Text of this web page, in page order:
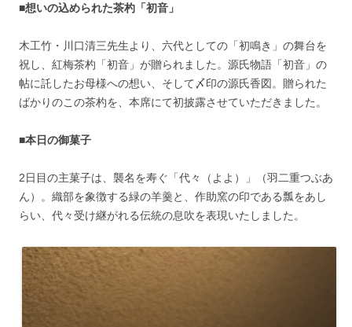
■想いの込められた茶杓「初音」
木工竹・川口清三先生より、六代としての「初鳴き」の舞台を
祝し、紅梅茶杓「初音」が贈られました。源氏物語「初音」の
帖に託したお母様への想い、そして〆印の源氏香図。贈られた
ばかりのこの茶杓を、本席にて初披露させていただきました。
■本日の御菓子
2日目の主菓子は、襲名を寿ぐ「代々（よよ）」（羽二重つぶあ
ん）。織部を象徴する緑の羊羹と、作助窯の印である瓢をあし
らい、代々受け継がれる伝統の息吹を表現いたしました。